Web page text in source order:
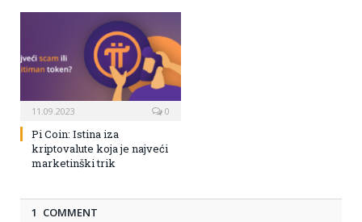
11.09.2023 0
Pi Coin: Istina iza
kriptovalute koja je najveći
marketinški trik
1 COMMENT